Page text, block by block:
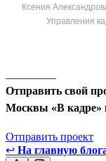
Ксения
Управления
Отправить свой
Москвы «В кадре»
Отправить проект
↩ На главную